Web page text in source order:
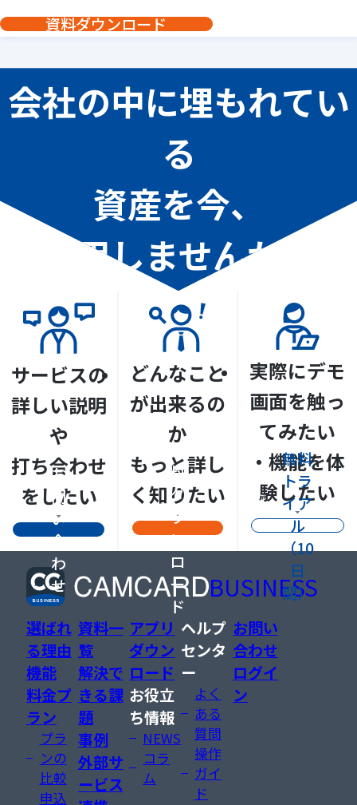
資料ダウンロード
会社の中に埋もれてい
る
資産を今、
活用しませんか？
サービスの
詳しい説明
や
打ち合わせ
をしたい
お
問
い
合
わ
せ
どんなこと
が出来るの
か
もっと詳し
く知りたい
資
料
ダ
ウ
ン
ロ
ー
ド
実際にデモ
画面を触っ
てみたい
・機能を体
験したい
無料
トラ
イア
ル
（10
日
間）
BUSINESS
選ばれ
る理由
機能
料金プ
ラン
プラ
ンの
比較
申込
資料一
覧
解決で
きる課
題
事例
外部サ
ービス
アプリ
ダウン
ロード
お役立
ち情報
NEWS
コラ
ム
ヘルプ
センタ
ー
よく
ある
質問
操作
ガイ
ド
お問い
合わせ
ログイ
ン